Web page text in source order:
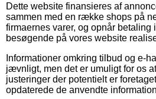
Dette website finansieres af
sammen med en række shops på
firmaernes varer, og opnår
besøgende på vores website
Informationer omkring tilbud og e-
jævnligt, men det er umuligt for os
justeringer der potentielt er
opdaterede de anvendte